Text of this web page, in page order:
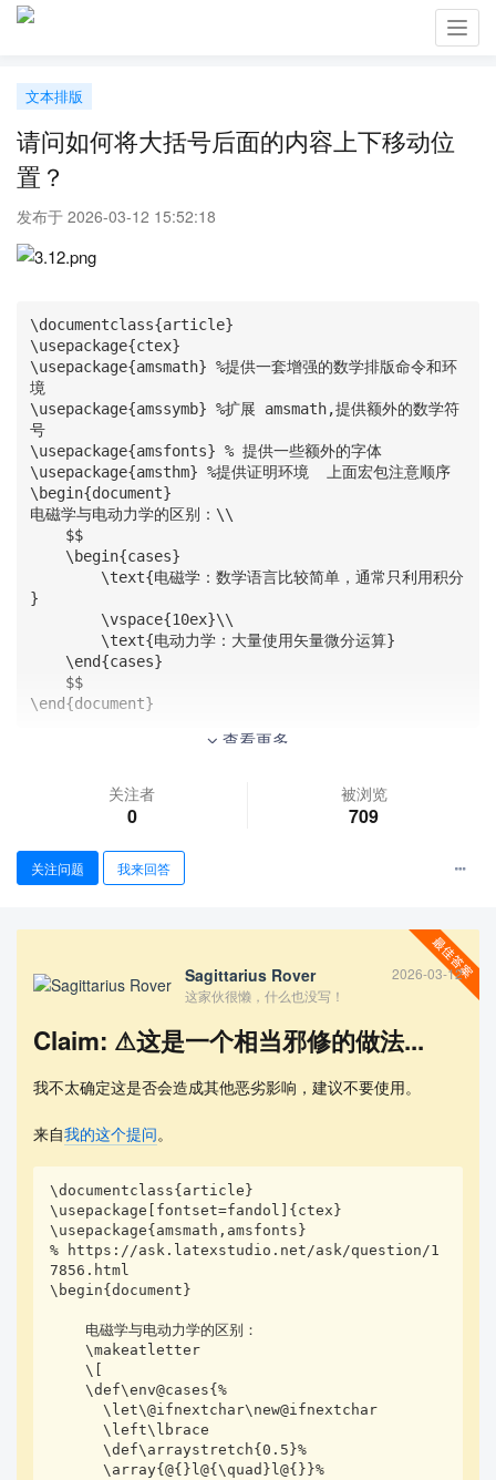
文本排版
请问如何将大括号后面的内容上下移动位
置？
发布于 2026-03-12 15:52:18
\documentclass{article}
\usepackage{ctex}
\usepackage{amsmath} %提供一套增强的数学排版命令和环
境
\usepackage{amssymb} %扩展 amsmath,提供额外的数学符
号
\usepackage{amsfonts} % 提供一些额外的字体
\usepackage{amsthm} %提供证明环境  上面宏包注意顺序
\begin{document}
电磁学与电动力学的区别：\\
}
\end{document}
查看更多
关注者
0
被浏览
709
关注问题 我来回答
Sagittarius Rover
2026-03-12
这家伙很懒，什么也没写！
Claim: ⚠这是一个相当邪修的做法...
我不太确定这是否会造成其他恶劣影响，建议不要使用。
来自我的这个提问。
\documentclass{article}
\usepackage[fontset=fandol]{ctex}
\usepackage{amsmath,amsfonts}
% https://ask.latexstudio.net/ask/question/1
7856.html
\begin{document}
    \makeatletter
    \[
    \def\env@cases{%
      \let\@ifnextchar\new@ifnextchar
      \left\lbrace
      \def\arraystretch{0.5}%
      \array{@{}l@{\quad}l@{}}%